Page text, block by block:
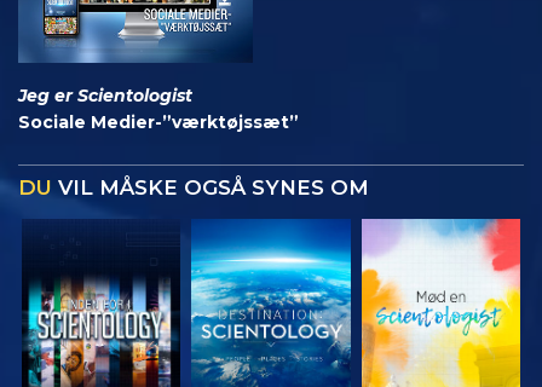
Jeg er Scientologist
Sociale Medier-”værktøjssæt”
DU VIL MÅSKE OGSÅ SYNES OM